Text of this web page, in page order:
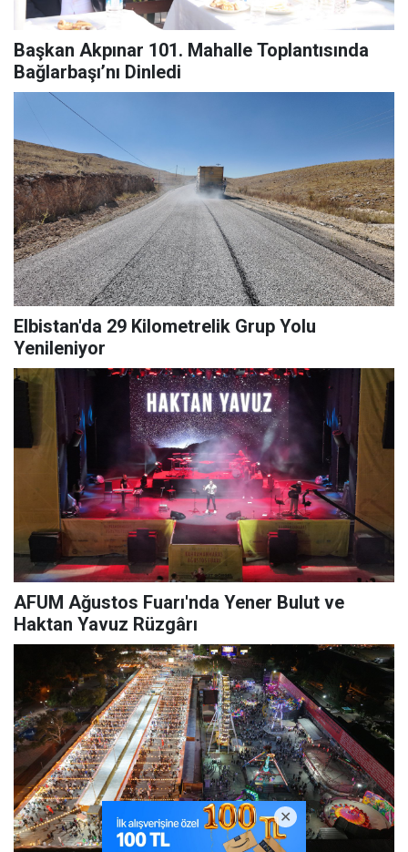
Başkan Akpınar 101. Mahalle Toplantısında
Bağlarbaşı’nı Dinledi
Elbistan'da 29 Kilometrelik Grup Yolu
Yenileniyor
AFUM Ağustos Fuarı'nda Yener Bulut ve
Haktan Yavuz Rüzgârı